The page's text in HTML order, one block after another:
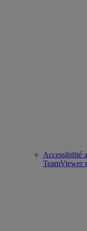
Accessibilité
TeamViewer